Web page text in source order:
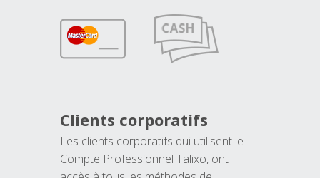
Clients corporatifs
Les clients corporatifs qui utilisent le
Compte Professionnel Talixo, ont